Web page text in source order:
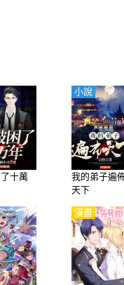
十萬
我的弟子遍
天下
小說
漫畫